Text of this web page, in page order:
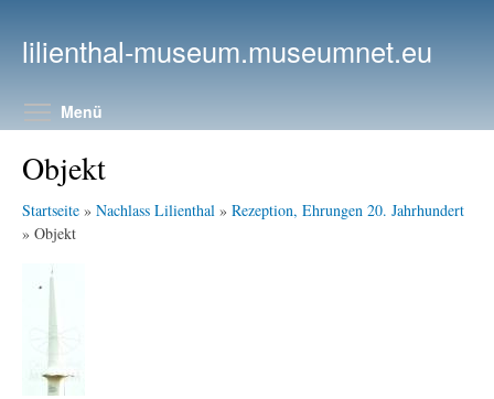
lilienthal-museum.museumnet.eu
Menü
Objekt
Startseite » Nachlass Lilienthal » Rezeption, Ehrungen 20. Jahrhundert
» Objekt